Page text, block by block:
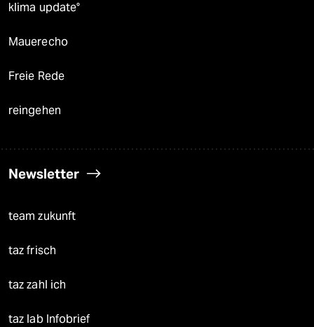
klima update°
Mauerecho
Freie Rede
reingehen
Newsletter
team zukunft
taz frisch
taz zahl ich
taz lab Infobrief